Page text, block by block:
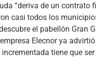
“deriva de un
casi todos los
el pabellón
Elecnor ya
tiene que